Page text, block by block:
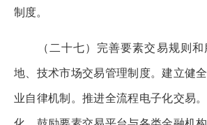
制度。
（二十七）完善要素交易规则和
地、技术市场交易管理制度。建立健
业自律机制。推进全流程电子化交易